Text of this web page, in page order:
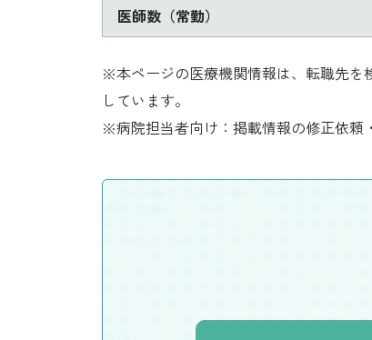
医師数（常勤）
※本ページの医療機関情報は、転職先を
しています。
※病院担当者向け：掲載情報の修正依頼